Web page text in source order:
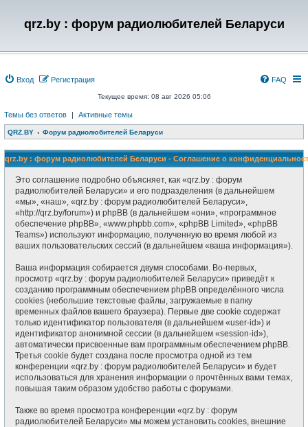
qrz.by : форум радиолюбителей Беларуси
Вход Регистрация FAQ
Текущее время: 08 авг 2026 05:06
Темы без ответов | Активные темы
QRZ.BY Форум радиолюбителей Беларуси
qrz.by : форум радиолюбителей Беларуси - Соглашение о
Это соглашение подробно объясняет, как «qrz.by : форум
радиолюбителей Беларуси» и его подразделения (в дальнейшем
«мы», «наш», «qrz.by : форум радиолюбителей Беларуси»,
«http://qrz.by/forum») и phpBB (в дальнейшем «они», «программное
обеспечение phpBB», «www.phpbb.com», «phpBB Limited», «phpBB
Teams») используют информацию, полученную во время любой из
ваших пользовательских сессий (в дальнейшем «ваша информация»).
Ваша информация собирается двумя способами. Во-первых,
просмотр «qrz.by : форум радиолюбителей Беларуси» приведёт к
созданию программным обеспечением phpBB определённого числа
cookies (небольшие текстовые файлы, загружаемые в папку
временных файлов вашего браузера). Первые две cookie содержат
только идентификатор пользователя (в дальнейшем «user-id») и
идентификатор анонимной сессии (в дальнейшем «session-id»),
автоматически присвоенные вам программным обеспечением phpBB.
Третья cookie будет создана после просмотра одной из тем
конференции «qrz.by : форум радиолюбителей Беларуси» и будет
использоваться для хранения информации о прочтённых вами темах,
повышая таким образом удобство работы с форумами.
Также во время просмотра конференции «qrz.by : форум
радиолюбителей Беларуси» мы можем установить cookies, внешние